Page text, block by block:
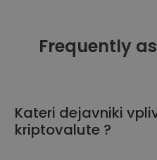
Frequently
Kateri dejavniki
kriptovalute ?